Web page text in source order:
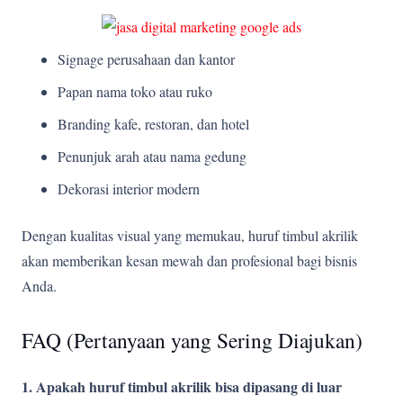
Signage perusahaan dan kantor
Papan nama toko atau ruko
Branding kafe, restoran, dan hotel
Penunjuk arah atau nama gedung
Dekorasi interior modern
Dengan kualitas visual yang memukau, huruf timbul akrilik
akan memberikan kesan mewah dan profesional bagi bisnis
Anda.
FAQ (Pertanyaan yang Sering Diajukan)
1. Apakah huruf timbul akrilik bisa dipasang di luar